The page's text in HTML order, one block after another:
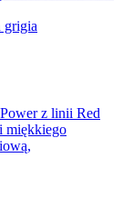
z linii Red
miękkiego